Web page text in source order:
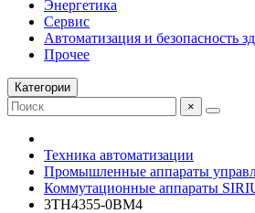
Энергетика
Сервис
Автоматизация и безопасность
Прочее
Категории
×
Техника автоматизации
Промышленные аппараты
Коммутационные аппараты
3TH4355-0BM4